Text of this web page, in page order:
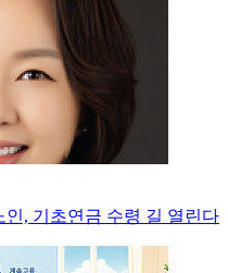
인, 기초연금 수령 길 열린다